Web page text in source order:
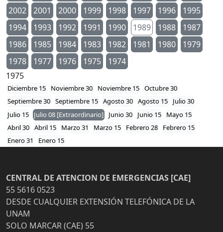
2002
2001 2000 1999 1998 1997 1996
1995
1994
1993 1992 1991 1990 1989 1988
1987
1986
1985 1984 1983 1982 1981 1980
1979
1978
1977 1976 1975
1974
1975
Diciembre 15 Noviembre 30 Noviembre 15 Octubre 30
Septiembre 30 Septiembre 15 Agosto 30 Agosto 15
Julio 30
Julio 15
Julio 08 [Extraordinario] Junio 30 Junio 15
Mayo 15
Abril 30 Abril 15 Marzo 31 Marzo 15 Febrero 28
Febrero 15
Enero 31
Enero 15
CENTRAL DE ATENCION DE EMERGENCIAS [CAE]
55 5616 0523
DESDE CUALQUIER EXTENSIÓN TELEFÓNICA DE LA
UNAM
SOLO MARCAR (CAE) 55